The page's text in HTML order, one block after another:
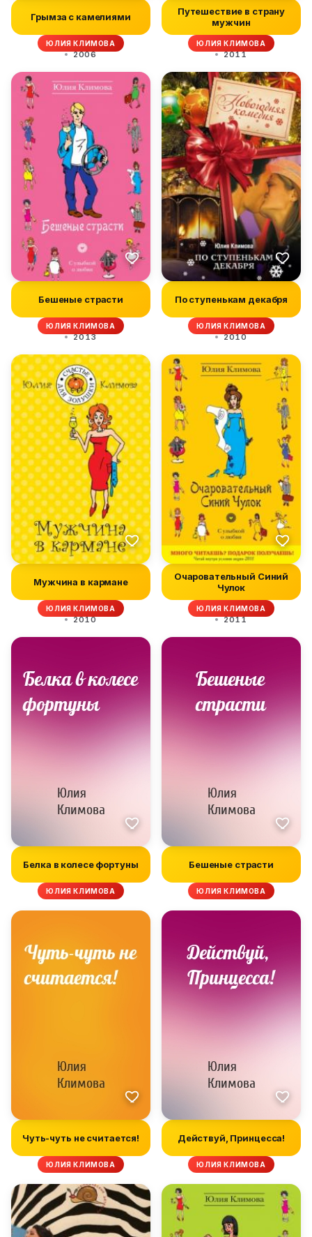
Грымза с камелиями
ЮЛИЯ КЛИМОВА
2006
Путешествие в страну
мужчин
ЮЛИЯ КЛИМОВА
2011
Бешеные страсти
ЮЛИЯ КЛИМОВА
2013
По ступенькам декабря
ЮЛИЯ КЛИМОВА
2010
Мужчина в кармане
ЮЛИЯ КЛИМОВА
2010
Очаровательный Синий
Чулок
ЮЛИЯ КЛИМОВА
2011
Белка в колесе фортуны
ЮЛИЯ КЛИМОВА
Бешеные страсти
ЮЛИЯ КЛИМОВА
Чуть-чуть не считается!
ЮЛИЯ КЛИМОВА
Действуй, Принцесса!
ЮЛИЯ КЛИМОВА